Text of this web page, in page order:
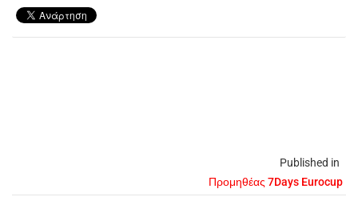
Published in
Προμηθέας 7Days Eurocup